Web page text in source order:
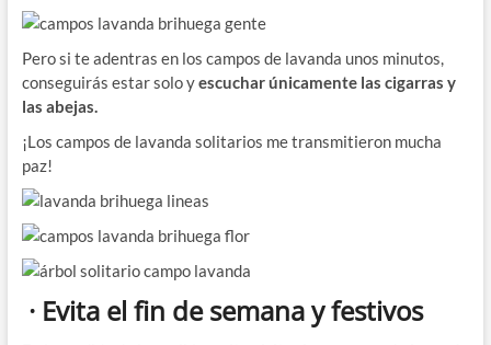
Pero si te adentras en los campos de lavanda unos minutos,
conseguirás estar solo yescuchar únicamente las cigarras y
las abejas.
¡Los campos de lavanda solitarios me transmitieron mucha
paz!
· Evita el fin de semana y festivos